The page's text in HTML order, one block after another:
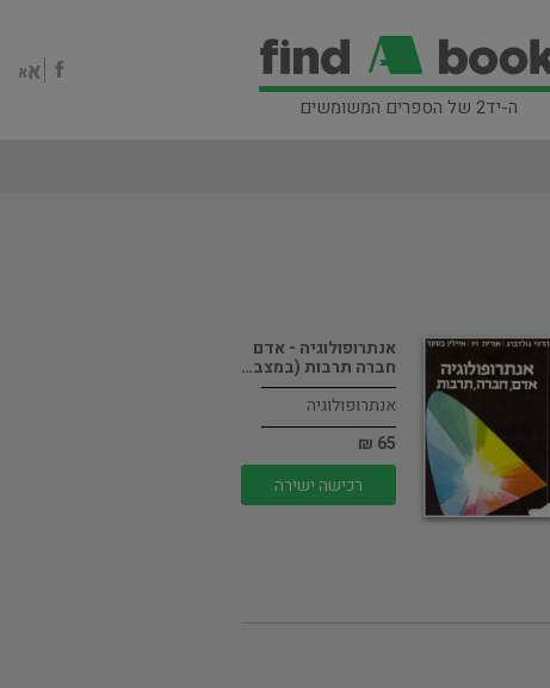
ה-יד2 של הספרים המשומשים
אנתרופולוגיה - אדם
חברה תרבות (במצב…
אנתרופולוגיה
65 ₪
רכישה ישירה